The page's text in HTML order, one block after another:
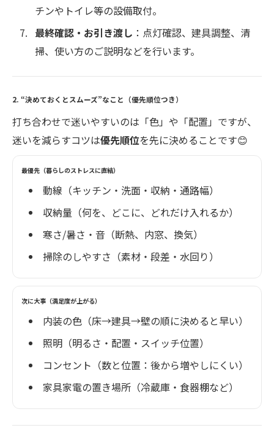
チンやトイレ等の設備取付。
最終確認・お引き渡し ：点灯確認、建具調整、清
掃、使い方のご説明などを行います。
2. “決めておくとスムーズ”なこと（優先順位つき）
打ち合わせで迷いやすいのは「色」や「配置」ですが、
迷いを減らすコツは優先順位を先に決めることです😊
最優先（暮らしのストレスに直結）
動線（キッチン・洗面・収納・通路幅）
収納量（何を、どこに、どれだけ入れるか）
寒さ/暑さ・音（断熱、内窓、換気）
掃除のしやすさ（素材・段差・水回り）
次に大事（満足度が上がる）
内装の色（床→建具→壁の順に決めると早い）
照明（明るさ・配置・スイッチ位置）
コンセント（数と位置：後から増やしにくい）
家具家電の置き場所（冷蔵庫・食器棚など）